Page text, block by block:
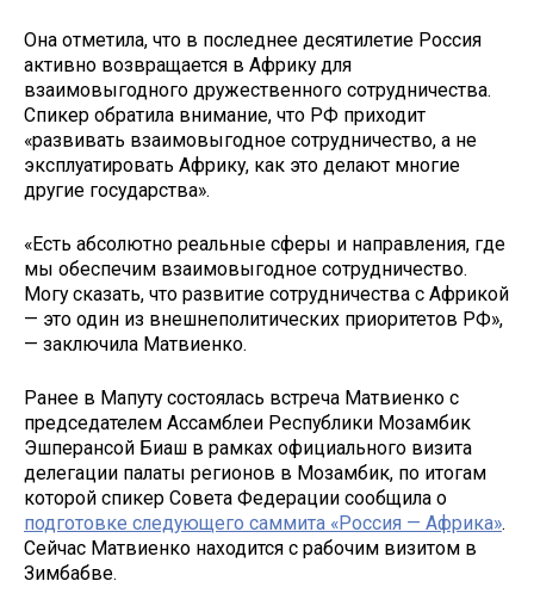
Она отметила, что в последнее десятилетие Россия
активно возвращается в Африку для
взаимовыгодного дружественного сотрудничества.
Спикер обратила внимание, что РФ приходит
«развивать взаимовыгодное сотрудничество, а не
эксплуатировать Африку, как это делают многие
другие государства».
«Есть абсолютно реальные сферы и направления, где
мы обеспечим взаимовыгодное сотрудничество.
Могу сказать, что развитие сотрудничества с Африкой
— это один из внешнеполитических приоритетов РФ»,
— заключила Матвиенко.
Ранее в Мапуту состоялась встреча Матвиенко с
председателем Ассамблеи Республики Мозамбик
Эшперансой Биаш в рамках официального визита
делегации палаты регионов в Мозамбик, по итогам
которой спикер Совета Федерации сообщила о
подготовке следующего саммита «Россия — Африка».
Сейчас Матвиенко находится с рабочим визитом в
Зимбабве.